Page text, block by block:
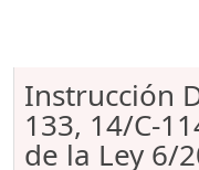
Instrucción
133, 14/C-
de la Ley 6/